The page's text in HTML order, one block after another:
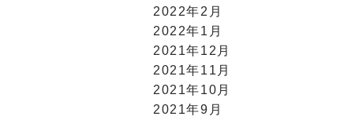
2022年2月
2022年1月
2021年12月
2021年11月
2021年10月
2021年9月